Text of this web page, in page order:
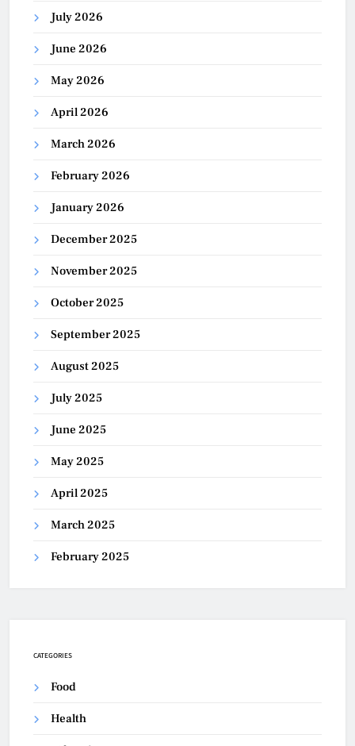
July 2026
June 2026
May 2026
April 2026
March 2026
February 2026
January 2026
December 2025
November 2025
October 2025
September 2025
August 2025
July 2025
June 2025
May 2025
April 2025
March 2025
February 2025
CATEGORIES
Food
Health